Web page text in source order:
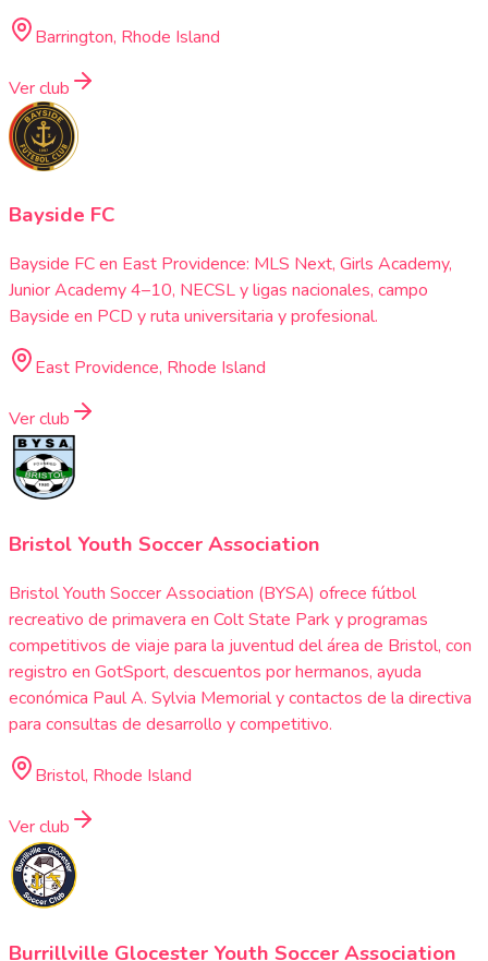
Barrington, Rhode Island
Ver club
Bayside FC
Bayside FC en East Providence: MLS Next, Girls Academy,
Junior Academy 4–10, NECSL y ligas nacionales, campo
Bayside en PCD y ruta universitaria y profesional.
East Providence, Rhode Island
Ver club
Bristol Youth Soccer Association
Bristol Youth Soccer Association (BYSA) ofrece fútbol
recreativo de primavera en Colt State Park y programas
competitivos de viaje para la juventud del área de Bristol, con
registro en GotSport, descuentos por hermanos, ayuda
económica Paul A. Sylvia Memorial y contactos de la directiva
para consultas de desarrollo y competitivo.
Bristol, Rhode Island
Ver club
Burrillville Glocester Youth Soccer Association